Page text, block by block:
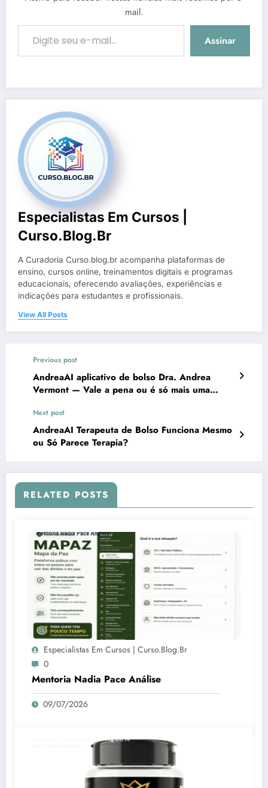
mail.
Digite seu e-mail…
Assinar
Especialistas Em Cursos |
Curso.blog.br
A Curadoria Curso.blog.br acompanha plataformas de
ensino, cursos online, treinamentos digitais e programas
educacionais, oferecendo avaliações, experiências e
indicações para estudantes e profissionais.
View All Posts
Previous post
AndreaAI aplicativo de bolso Dra. Andrea
Vermont — Vale a pena ou é só mais uma
Next post
AndreaAI Terapeuta de Bolso Funciona Mesmo
ou Só Parece Terapia?
RELATED POSTS
Especialistas Em Cursos | Curso.blog.br
0
Mentoria Nadia Pace Análise
09/07/2026